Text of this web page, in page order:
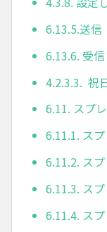
6.13.5.送信
6.13.6. 受
4.2.3.3. 祝
6.11. スプ
6.11.1. ス
6.11.2. ス
6.11.3. ス
6.11.4. ス